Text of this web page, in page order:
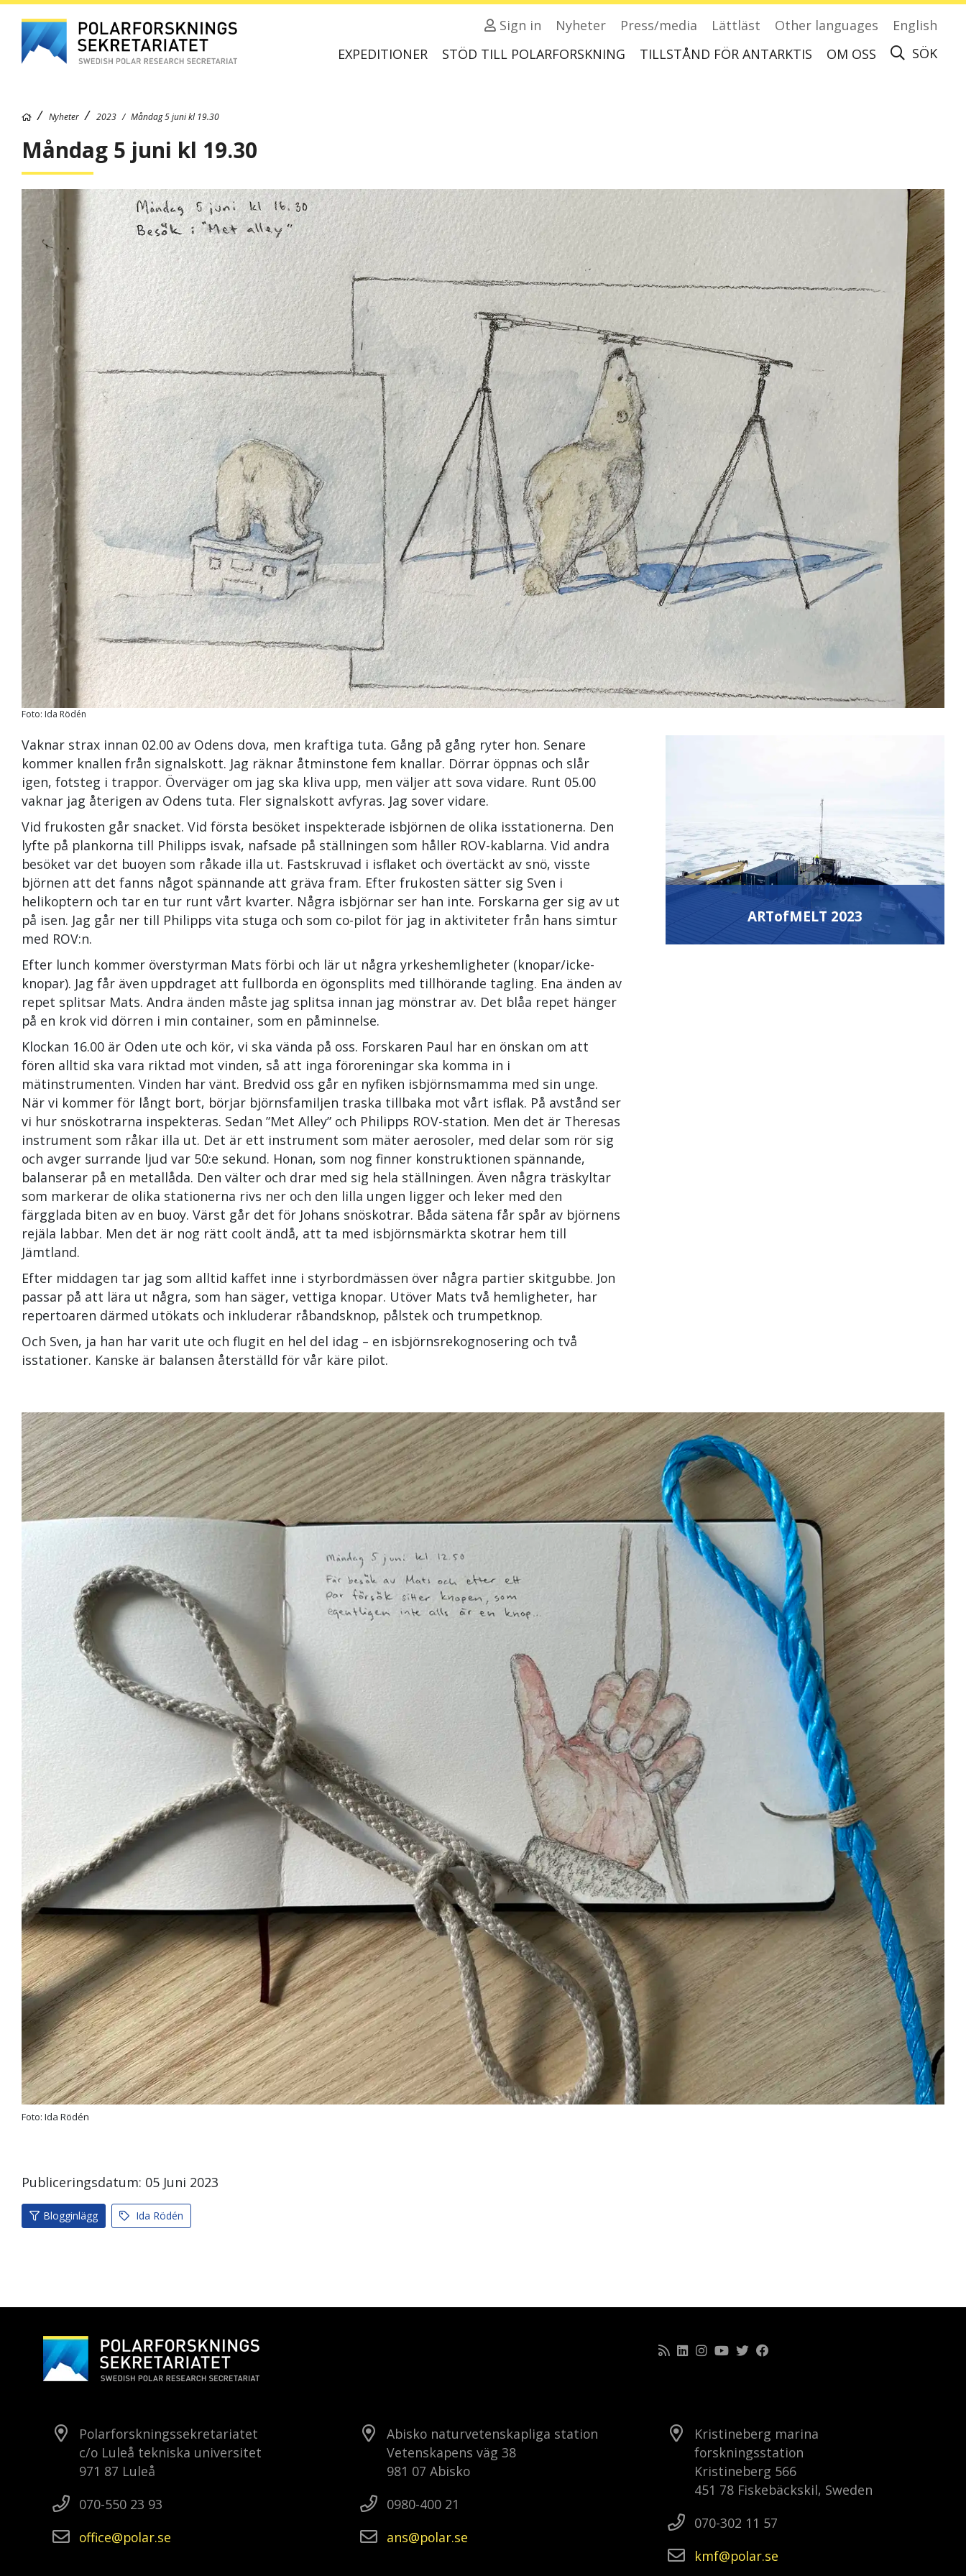
Sign in Nyheter Press/media Lättläst Other languages
English
EXPEDITIONER
STÖD TILL POLARFORSKNING TILLSTÅND FÖR ANTARKTIS OM OSS SÖK
Nyheter 2023 Måndag 5 juni kl 19.30
Måndag 5 juni kl 19.30
Foto: Ida Rödén
Vaknar strax innan 02.00 av Odens dova, men kraftiga tuta. Gång på gång ryter hon. Senare
kommer knallen från signalskott. Jag räknar åtminstone fem knallar. Dörrar öppnas och slår
igen, fotsteg i trappor. Överväger om jag ska kliva upp, men väljer att sova vidare. Runt 05.00
vaknar jag återigen av Odens tuta. Fler signalskott avfyras. Jag sover vidare.
Vid frukosten går snacket. Vid första besöket inspekterade isbjörnen de olika isstationerna. Den
lyfte på plankorna till Philipps isvak, nafsade på ställningen som håller ROV-kablarna. Vid andra
besöket var det buoyen som råkade illa ut. Fastskruvad i isflaket och övertäckt av snö, visste
björnen att det fanns något spännande att gräva fram. Efter frukosten sätter sig Sven i
helikoptern och tar en tur runt vårt kvarter. Några isbjörnar ser han inte. Forskarna ger sig av ut
på isen. Jag går ner till Philipps vita stuga och som co-pilot för jag in aktiviteter från hans simtur
med ROV:n.
Efter lunch kommer överstyrman Mats förbi och lär ut några yrkeshemligheter (knopar/icke-
knopar). Jag får även uppdraget att fullborda en ögonsplits med tillhörande tagling. Ena änden av
repet splitsar Mats. Andra änden måste jag splitsa innan jag mönstrar av. Det blåa repet hänger
på en krok vid dörren i min container, som en påminnelse.
Klockan 16.00 är Oden ute och kör, vi ska vända på oss. Forskaren Paul har en önskan om att
fören alltid ska vara riktad mot vinden, så att inga föroreningar ska komma in i
mätinstrumenten. Vinden har vänt. Bredvid oss går en nyfiken isbjörnsmamma med sin unge.
När vi kommer för långt bort, börjar björnsfamiljen traska tillbaka mot vårt isflak. På avstånd ser
vi hur snöskotrarna inspekteras. Sedan ”Met Alley” och Philipps ROV-station. Men det är Theresas
instrument som råkar illa ut. Det är ett instrument som mäter aerosoler, med delar som rör sig
och avger surrande ljud var 50:e sekund. Honan, som nog finner konstruktionen spännande,
balanserar på en metallåda. Den välter och drar med sig hela ställningen. Även några träskyltar
som markerar de olika stationerna rivs ner och den lilla ungen ligger och leker med den
färgglada biten av en buoy. Värst går det för Johans snöskotrar. Båda sätena får spår av björnens
rejäla labbar. Men det är nog rätt coolt ändå, att ta med isbjörnsmärkta skotrar hem till
Jämtland.
Efter middagen tar jag som alltid kaffet inne i styrbordmässen över några partier skitgubbe. Jon
passar på att lära ut några, som han säger, vettiga knopar. Utöver Mats två hemligheter, har
repertoaren därmed utökats och inkluderar råbandsknop, pålstek och trumpetknop.
Och Sven, ja han har varit ute och flugit en hel del idag – en isbjörnsrekognosering och två
isstationer. Kanske är balansen återställd för vår käre pilot.
ARTofMELT 2023
Foto: Ida Rödén
Publiceringsdatum: 05 Juni 2023
Blogginlägg Ida Rödén
Polarforskningssekretariatet
c/o Luleå tekniska universitet
971 87 Luleå
070-550 23 93
office
polar se
Abisko naturvetenskapliga station
Vetenskapens väg 38
981 07 Abisko
0980-400 21
ans
polar se
Kristineberg marina
forskningsstation
Kristineberg 566
451 78 Fiskebäckskil, Sweden
070-302 11 57
kmf
polar se